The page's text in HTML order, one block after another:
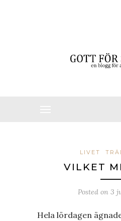
LIVET
VILKET
Posted on 3
Hela lördagen